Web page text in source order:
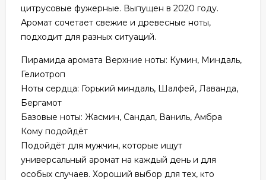
цитрусовые фужерные. Выпущен в 2020 году.
Аромат сочетает свежие и древесные ноты,
подходит для разных ситуаций.
Пирамида аромата Верхние ноты: Кумин, Миндаль,
Гелиотроп
Ноты сердца: Горький миндаль, Шалфей, Лаванда,
Бергамот
Базовые ноты: Жасмин, Сандал, Ваниль, Амбра
Кому подойдёт
Подойдёт для мужчин, которые ищут
универсальный аромат на каждый день и для
особых случаев. Хороший выбор для тех, кто